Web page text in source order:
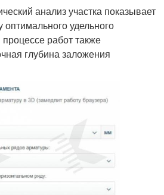
анализ участка показывает
удельного
работ также
глубина заложения